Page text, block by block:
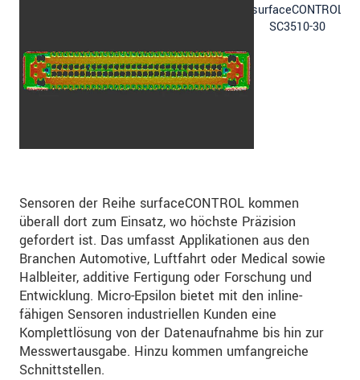
surfaceCONTROL
SC3510-30
Sensoren der Reihe surfaceCONTROL kommen
überall dort zum Einsatz, wo höchste Präzision
gefordert ist. Das umfasst Applikationen aus den
Branchen Automotive, Luftfahrt oder Medical sowie
Halbleiter, additive Fertigung oder Forschung und
Entwicklung. Micro-Epsilon bietet mit den inline-
fähigen Sensoren industriellen Kunden eine
Komplettlösung von der Datenaufnahme bis hin zur
Messwertausgabe. Hinzu kommen umfangreiche
Schnittstellen.